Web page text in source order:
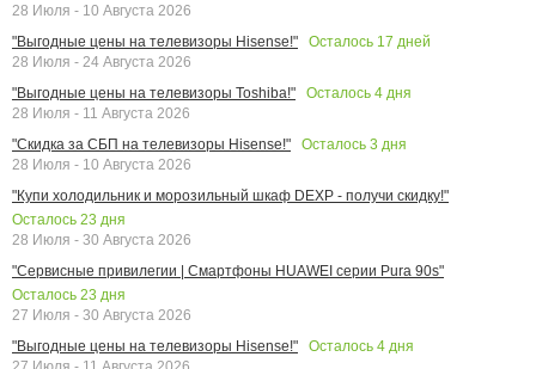
28 Июля - 10 Августа 2026
"Выгодные цены на телевизоры Hisense!"
Осталось 17 дней
28 Июля - 24 Августа 2026
"Выгодные цены на телевизоры Toshiba!"
Осталось 4 дня
28 Июля - 11 Августа 2026
"Скидка за СБП на телевизоры Hisense!"
Осталось 3 дня
28 Июля - 10 Августа 2026
"Купи холодильник и морозильный шкаф DEXP - получи скидку!"
Осталось 23 дня
28 Июля - 30 Августа 2026
"Сервисные привилегии | Смартфоны HUAWEI серии Pura 90s"
Осталось 23 дня
27 Июля - 30 Августа 2026
"Выгодные цены на телевизоры Hisense!"
Осталось 4 дня